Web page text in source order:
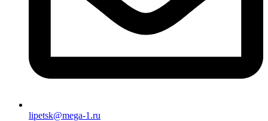
lipetsk@mega-1.ru